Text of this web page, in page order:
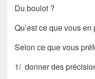
Du boulot ?
Qu’est ce que vous en
Selon ce que vous
1/ donner des